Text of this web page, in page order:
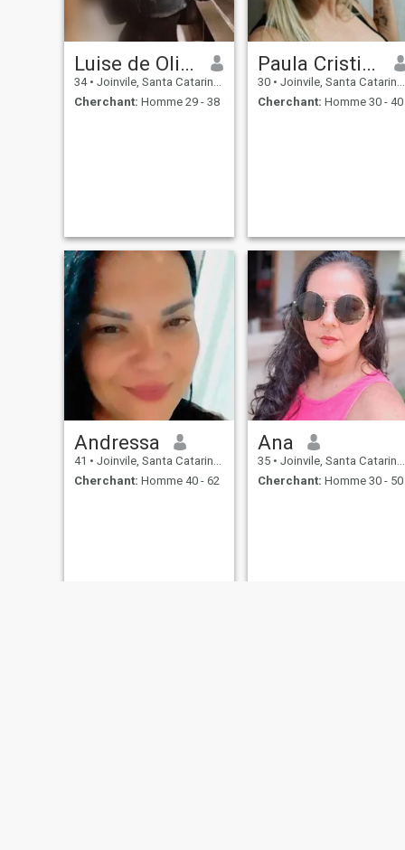
Luise de Oliveira
34 • Joinvile, Santa Catarina, Brésil
Cherchant: Homme 29 - 38
Paula Cristina da silva
30 • Joinvile, Santa Catarina, Brésil
Cherchant: Homme 30 - 40
Andressa
41 • Joinvile, Santa Catarina, Brésil
Cherchant: Homme 40 - 62
Ana
35 • Joinvile, Santa Catarina, Brésil
Cherchant: Homme 30 - 50